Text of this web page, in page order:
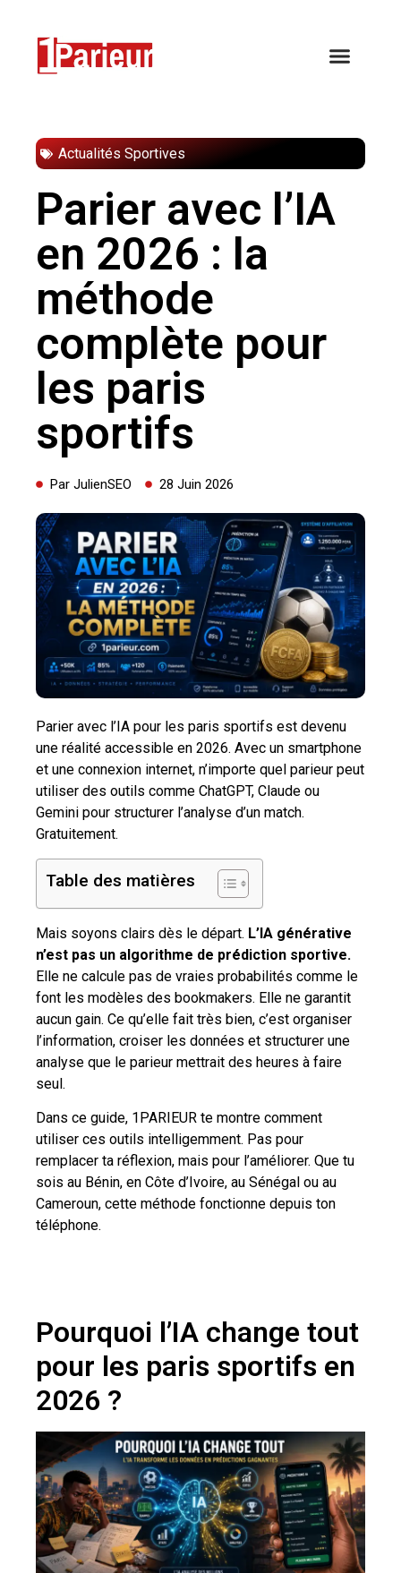
Actualités Sportives
Parier avec l’IA
en 2026 : la
méthode
complète pour
les paris
sportifs
Par JulienSEO 28 Juin 2026
Parier avec l’IA pour les paris sportifs est devenu
une réalité accessible en 2026. Avec un smartphone
et une connexion internet, n’importe quel parieur peut
utiliser des outils comme ChatGPT, Claude ou
Gemini pour structurer l’analyse d’un match.
Gratuitement.
Table des matières
Mais soyons clairs dès le départ. L’IA générative
n’est pas un algorithme de prédiction sportive.
Elle ne calcule pas de vraies probabilités comme le
font les modèles des bookmakers. Elle ne garantit
aucun gain. Ce qu’elle fait très bien, c’est organiser
l’information, croiser les données et structurer une
analyse que le parieur mettrait des heures à faire
seul.
Dans ce guide, 1PARIEUR te montre comment
utiliser ces outils intelligemment. Pas pour
remplacer ta réflexion, mais pour l’améliorer. Que tu
sois au Bénin, en Côte d’Ivoire, au Sénégal ou au
Cameroun, cette méthode fonctionne depuis ton
téléphone.
Pourquoi l’IA change tout
pour les paris sportifs en
2026 ?